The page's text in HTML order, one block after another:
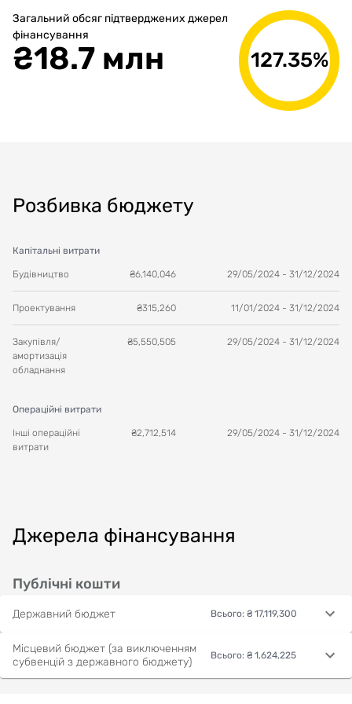
Загальний обсяг підтверджених джерел
фінансування
₴18.7 млн 127.35%
Розбивка бюджету
Капітальні витрати
Будівництво ₴6,140,046 29/05/2024 - 31/12/2024
Проектування ₴315,260 11/01/2024 - 31/12/2024
Закупівля/
амортизація
обладнання
₴5,550,505 29/05/2024 - 31/12/2024
Операційні витрати
Інші операційні
витрати
₴2,712,514 29/05/2024 - 31/12/2024
Джерела фінансування
Публічні кошти
Державний бюджет Всього: ₴ 17,119,300
Місцевий бюджет (за виключенням
субвенцій з державного бюджету)
Всього: ₴ 1,624,225